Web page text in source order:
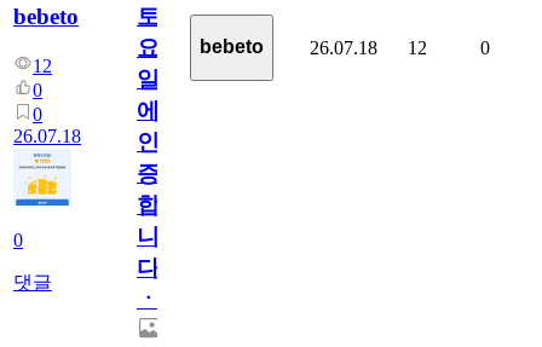
bebeto
12
0
0
26.07.18
0
댓글
토
요
일
에
인
증
합
니
다
ㆍ
bebeto 26.07.18 12 0